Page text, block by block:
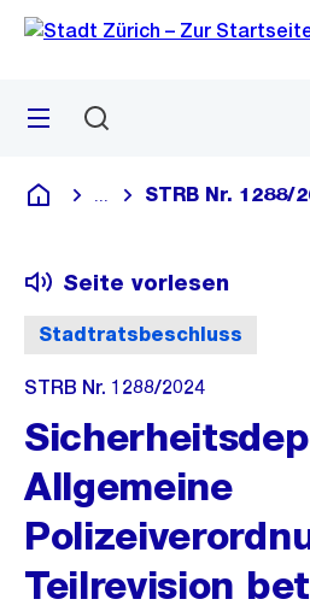
Navigation
Sprunglink
Menü
Deutsch
Blende alle Breadcrumbs ein
STRB Nr. 1288/
Stadtratsbeschluss
Seite vorlesen
STRB Nr. 1288/2024
Allgemeine
Teilrevision